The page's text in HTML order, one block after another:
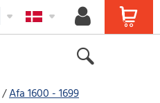
Afa 1600 - 1699